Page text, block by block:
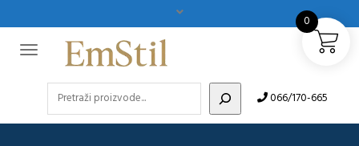
066/170-665
0